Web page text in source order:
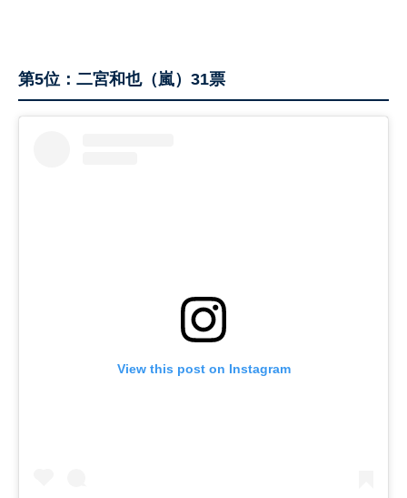
第5位：二宮和也（嵐）31票
View this post on Instagram